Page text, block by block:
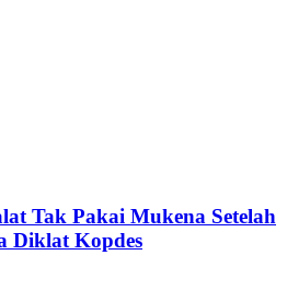
Tak Pakai Mukena Setelah
Diklat Kopdes